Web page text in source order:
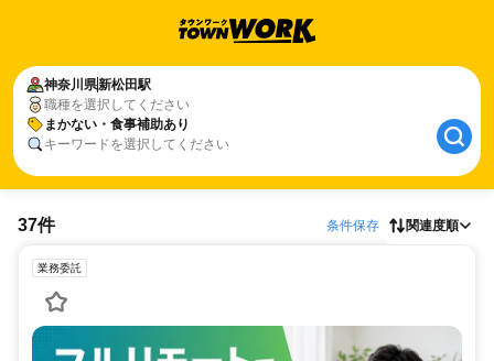
神奈川県新松田駅
職種を選択してください
まかない・食事補助あり
キーワードを選択してください
37件 条件保存 関連度順
業務委託